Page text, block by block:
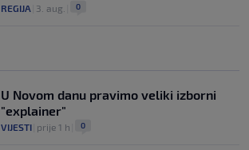
REGIJA 3. aug. 0
U Novom danu pravimo veliki izborni
"explainer"
VIJESTI prije 1 h 0